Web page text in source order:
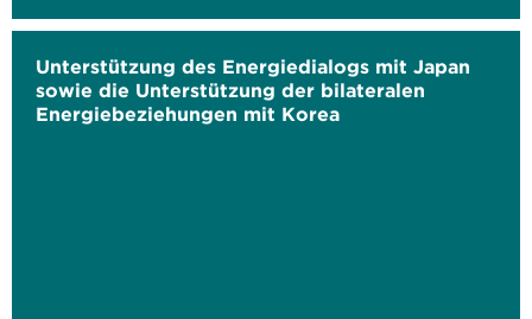
Unterstützung des Energiedialogs mit Japan
sowie die Unterstützung der bilateralen
Energiebeziehungen mit Korea